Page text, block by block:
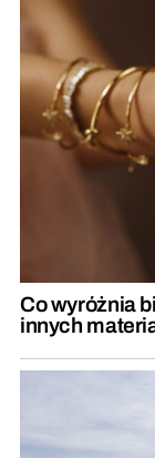
Co wyróżnia
innych